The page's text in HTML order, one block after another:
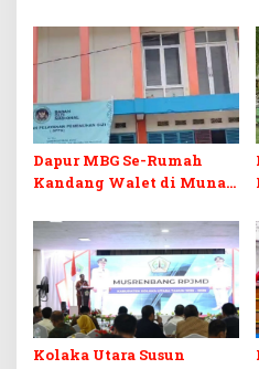
Ditemukan Meninggal,
Satu Masih Dicari
Dapur MBG Se-Rumah
Kandang Walet di Muna,
Kolaka Utara Susun